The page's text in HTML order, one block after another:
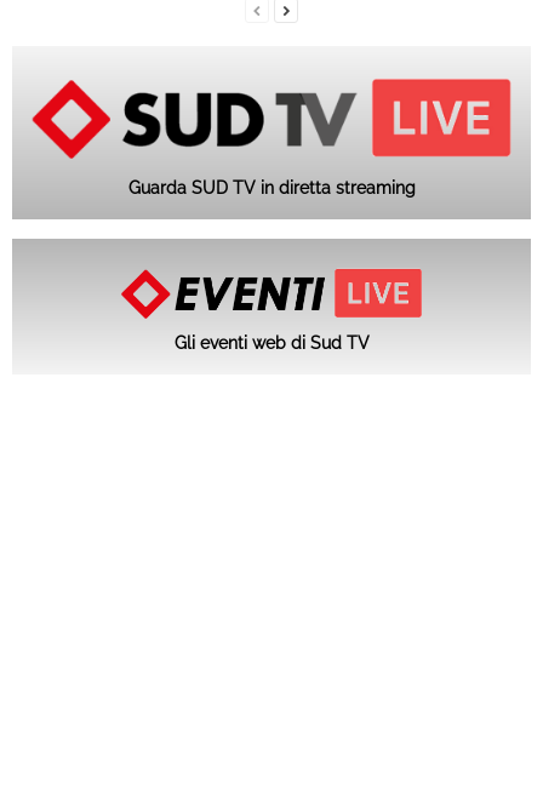
Guarda SUD TV in diretta streaming
Gli eventi web di Sud TV